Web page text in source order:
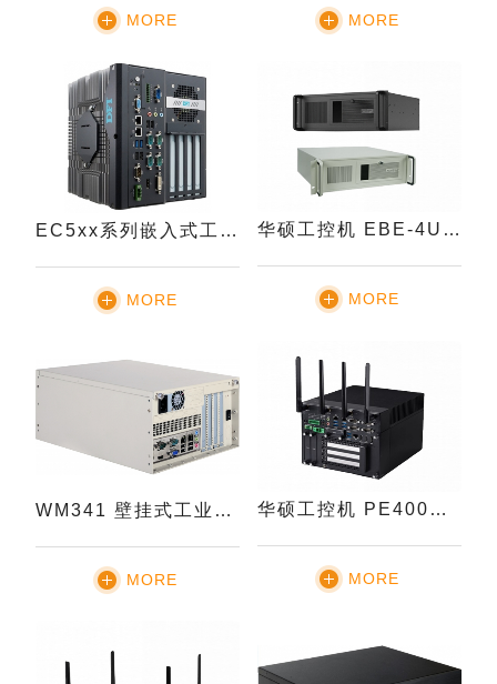
MORE MORE
EC5xx系列嵌入式工业电脑
MORE
华硕工控机 EBE-4U 系列
MORE
WM341 壁挂式工业电脑
MORE
华硕工控机 PE400D 系列
MORE